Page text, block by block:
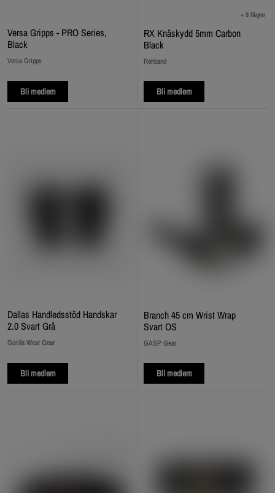
Versa Gripps - PRO Series,
Black
Versa Gripps
Bli medlem
RX Knäskydd 5mm Carbon
Black
+ 9 färger
Rehband
Bli medlem
Dallas Handledsstöd Handskar
2.0 Svart Grå
Gorilla Wear Gear
Bli medlem
Branch 45 cm Wrist Wrap
Svart OS
GASP Gear
Bli medlem